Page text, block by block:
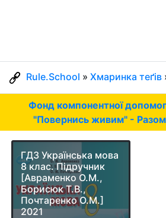
Rule.School » Хмаринка теґів
Фонд компонентної
"Повернись живим" -
ГДЗ Українська мова
8 клас. Підручник
[Авраменко О.М.,
Борисюк Т.В.,
Почтаренко О.М.]
2021